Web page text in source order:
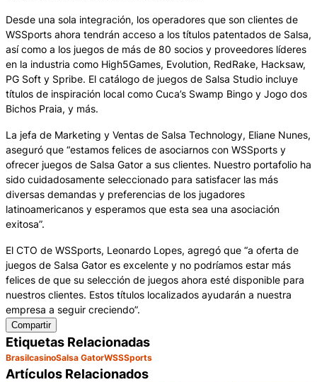
Desde una sola integración, los operadores que son clientes de
WSSports ahora tendrán acceso a los títulos patentados de Salsa,
así como a los juegos de más de 80 socios y proveedores líderes
en la industria como High5Games, Evolution, RedRake, Hacksaw,
PG Soft y Spribe. El catálogo de juegos de Salsa Studio incluye
títulos de inspiración local como Cuca’s Swamp Bingo y Jogo dos
Bichos Praia, y más.
La jefa de Marketing y Ventas de Salsa Technology, Eliane Nunes,
aseguró que “estamos felices de asociarnos con WSSports y
ofrecer juegos de Salsa Gator a sus clientes. Nuestro portafolio ha
sido cuidadosamente seleccionado para satisfacer las más
diversas demandas y preferencias de los jugadores
latinoamericanos y esperamos que esta sea una asociación
exitosa”.
El CTO de WSSports, Leonardo Lopes, agregó que “a oferta de
juegos de Salsa Gator es excelente y no podríamos estar más
felices de que su selección de juegos ahora esté disponible para
nuestros clientes. Estos títulos localizados ayudarán a nuestra
empresa a seguir creciendo”.
Compartir
Etiquetas Relacionadas
BrasilcasinoSalsa GatorWSSSports
Artículos Relacionados